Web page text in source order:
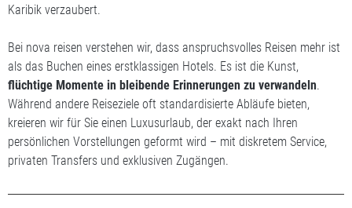
Karibik verzaubert.
Bei nova reisen verstehen wir, dass anspruchsvolles Reisen mehr ist
als das Buchen eines erstklassigen Hotels. Es ist die Kunst,
flüchtige Momente in bleibende Erinnerungen zu verwandeln.
Während andere Reiseziele oft standardisierte Abläufe bieten,
kreieren wir für Sie einen Luxusurlaub, der exakt nach Ihren
persönlichen Vorstellungen geformt wird – mit diskretem Service,
privaten Transfers und exklusiven Zugängen.